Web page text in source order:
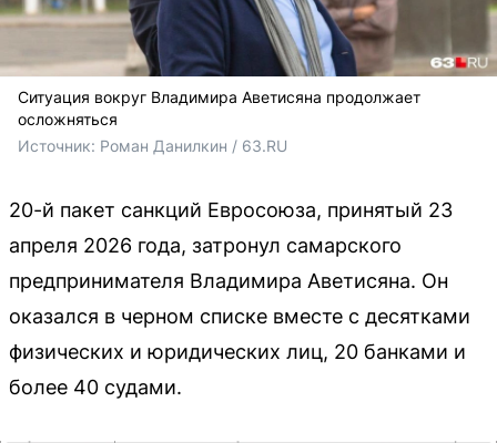
Ситуация вокруг Владимира Аветисяна продолжает
осложняться
Источник: Роман Данилкин / 63.RU
20-й пакет санкций Евросоюза, принятый 23
апреля 2026 года, затронул самарского
предпринимателя Владимира Аветисяна. Он
оказался в черном списке вместе с десятками
физических и юридических лиц, 20 банками и
более 40 судами.